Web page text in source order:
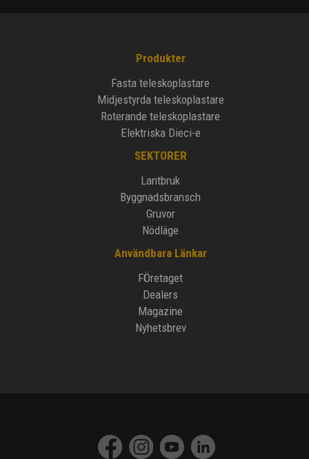
Produkter
Fasta teleskoplastare
Midjestyrda teleskoplastare
Roterande teleskoplastare
Elektriska Dieci-e
SEKTORER
Lantbruk
Byggnadsbransch
Gruvor
Nödläge
Användbara Länkar
FÖretaget
Dealers
Magazine
Nyhetsbrev